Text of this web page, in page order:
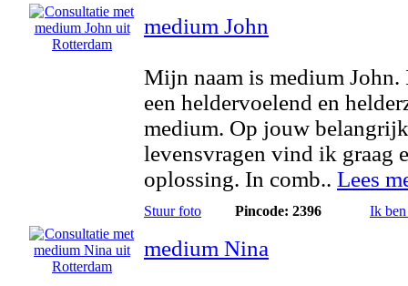
medium John
Mijn naam is medium John.
een heldervoelend en
medium. Op jouw
levensvragen vind ik graag
oplossing. In comb.. Lees
Stuur foto Pincode: 2396 Ik
medium Nina